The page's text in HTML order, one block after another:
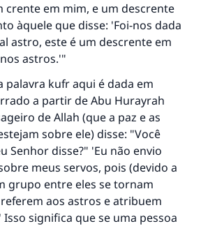
crente em mim, e um descrente
àquele que disse: 'Foi-nos dada
astro, este é um descrente em
astros.'"
palavra kufr aqui é dada em
a partir de Abu Hurayrah
de Allah (que a paz e as
sobre ele) disse: "Você
Senhor disse?" 'Eu não envio
meus servos, pois (devido a
grupo entre eles se tornam
aos astros e atribuem
significa que se uma pessoa